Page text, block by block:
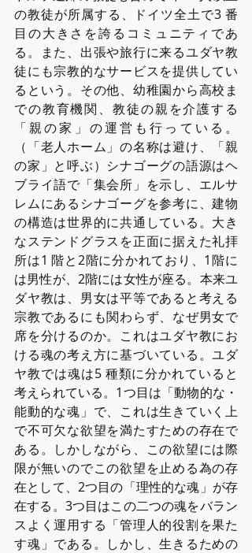
の教徒が所属する、ドイツ全⼟で3 番
⽬の⼤きさを誇るコミュニティであ
る。また、出張や旅⾏に来るユダヤ教
徒にも宗教的なサービスを提供してい
るという。その他、幼稚園から⾼校ま
での教育機関、教徒の親を介護する
「親の家」の運営も⾏っている。
（「⽼⼈ホーム」の名称は避け、「親
の家」と呼ぶ）シナゴーグの語源はヘ
ブライ語で「集会所」を⽰し、エルサ
レムにあるシナゴーグを参考に、建物
の構造は世界的に共通している。⼤き
なステンドグラスを正⾯に据えた礼拝
所は1 階と2階に分かれており、1階に
は男性が、2階には⼥性が座る。本来ユ
ダヤ教は、男⼥は平等であると考える
宗教であるにも関わらず、なぜ男⼥で
席を分けるのか。これはユダヤ教にお
ける魂の考え⽅に基づいている。ユダ
ヤ教では魂は5 種類に分かれていると
考えられている。1つ⽬は「動物的な・
能動的な魂」で、これは⽣きていく上
で不可⽋な欲望を満たすための存在で
ある。しかしながら、この欲望には際
限が無いのでこの欲望を⽌める為の存
在として、2つ⽬の「理性的な魂」が存
在する。3つ⽬はこの⼆つの魂をバラン
スよく運⽤する「管理⼈的役割を果た
す魂」である。しかし、⽣きるための